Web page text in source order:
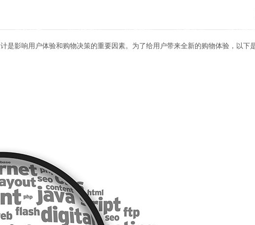
服务范围 我们的作品 解决方案 新闻资讯 联系方维
是影响用户体验和购物决策的重要因素。为了给用户带来全新的购物体验，以下